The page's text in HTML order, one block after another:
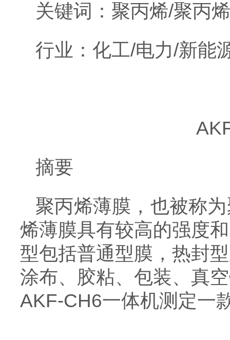
关键词：聚丙烯/聚
行业：化工/电力/新能
摘要
聚丙烯薄膜，也被称
烯薄膜具有较高的强度
型包括普通型膜，热封
涂布、胶粘、包装、真
AKF-CH6一体机测定一